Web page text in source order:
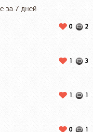
за 7 дней
2
0
3
1
1
1
1
0